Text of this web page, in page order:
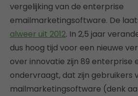
vergelijking van de enterprise
emailmarketingsoftware. De
alweer uit 2012. In 2,5 jaar
dus hoog tijd voor een nieuwe
over innovatie zijn 89
ondervraagt, dat zijn gebruikers
mailmarketingsoftware (denk